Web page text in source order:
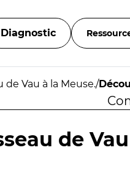
Diagnostic
de Vau à la Meuse./
de